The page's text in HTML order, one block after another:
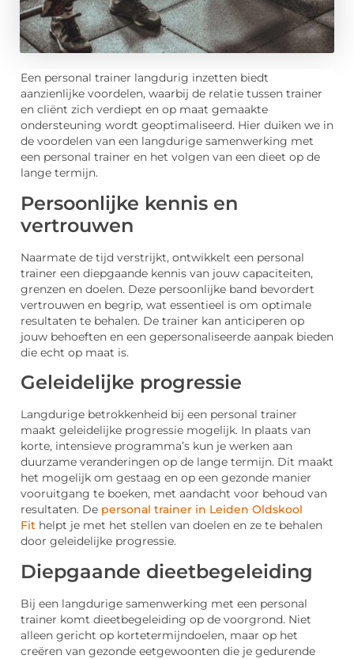
Een personal trainer langdurig inzetten biedt
aanzienlijke voordelen, waarbij de relatie tussen trainer
en cliënt zich verdiept en op maat gemaakte
ondersteuning wordt geoptimaliseerd. Hier duiken we in
de voordelen van een langdurige samenwerking met
een personal trainer en het volgen van een dieet op de
lange termijn.
Persoonlijke kennis en
vertrouwen
Naarmate de tijd verstrijkt, ontwikkelt een personal
trainer een diepgaande kennis van jouw capaciteiten,
grenzen en doelen. Deze persoonlijke band bevordert
vertrouwen en begrip, wat essentieel is om optimale
resultaten te behalen. De trainer kan anticiperen op
jouw behoeften en een gepersonaliseerde aanpak bieden
die echt op maat is.
Geleidelijke progressie
Langdurige betrokkenheid bij een personal trainer
maakt geleidelijke progressie mogelijk. In plaats van
korte, intensieve programma’s kun je werken aan
duurzame veranderingen op de lange termijn. Dit maakt
het mogelijk om gestaag en op een gezonde manier
vooruitgang te boeken, met aandacht voor behoud van
resultaten. De personal trainer in Leiden Oldskool
Fit helpt je met het stellen van doelen en ze te behalen
door geleidelijke progressie.
Diepgaande dieetbegeleiding
Bij een langdurige samenwerking met een personal
trainer komt dieetbegeleiding op de voorgrond. Niet
alleen gericht op kortetermijndoelen, maar op het
creëren van gezonde eetgewoonten die je gedurende